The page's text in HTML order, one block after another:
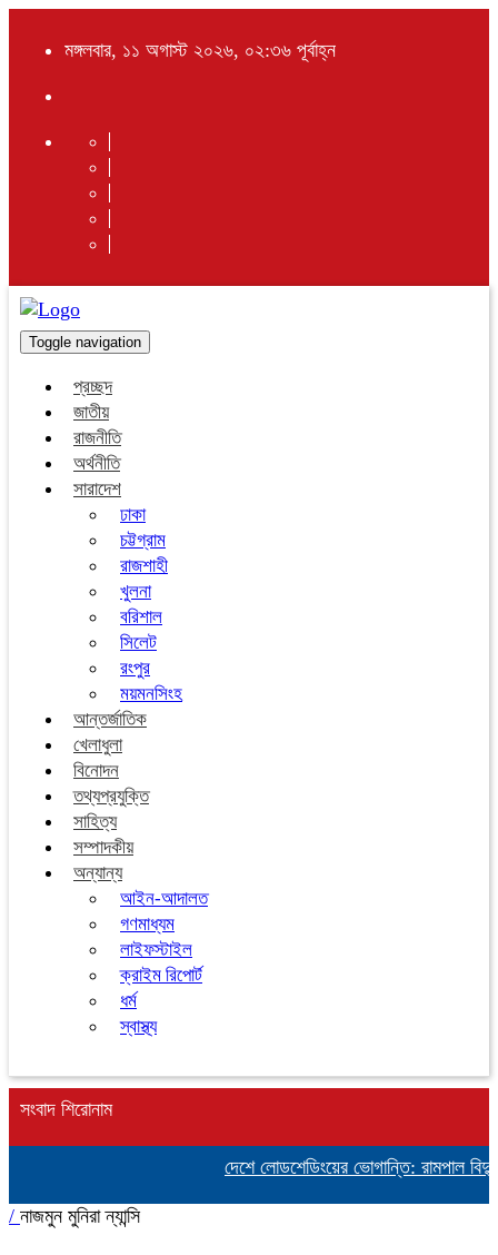
মঙ্গলবার, ১১ অগাস্ট ২০২৬, ০২:৩৬ পূর্বাহ্ন
Toggle navigation
প্রচ্ছদ
জাতীয়
রাজনীতি
অর্থনীতি
সারাদেশ
ঢাকা
চট্টগ্রাম
রাজশাহী
খুলনা
বরিশাল
সিলেট
রংপুর
ময়মনসিংহ
আন্তর্জাতিক
খেলাধুলা
বিনোদন
তথ্যপ্রযুক্তি
সাহিত্য
সম্পাদকীয়
অন্যান্য
আইন-আদালত
গণমাধ্যম
লাইফস্টাইল
ক্রাইম রিপোর্ট
ধর্ম
স্বাস্থ্য
সংবাদ শিরোনাম
দেশে লোডশেডিংয়ের ভোগান্তি: রামপাল
/ নাজমুন মুনিরা ন্যান্সি